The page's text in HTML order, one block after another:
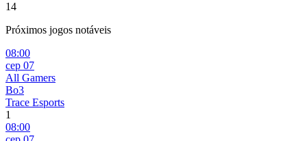
14
Próximos jogos notáveis
08:00
сер 07
All Gamers
Bo3
Trace Esports
1
08:00